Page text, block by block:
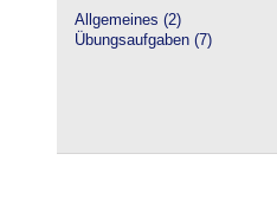
Allgemeines (2)
Übungsaufgaben (7)